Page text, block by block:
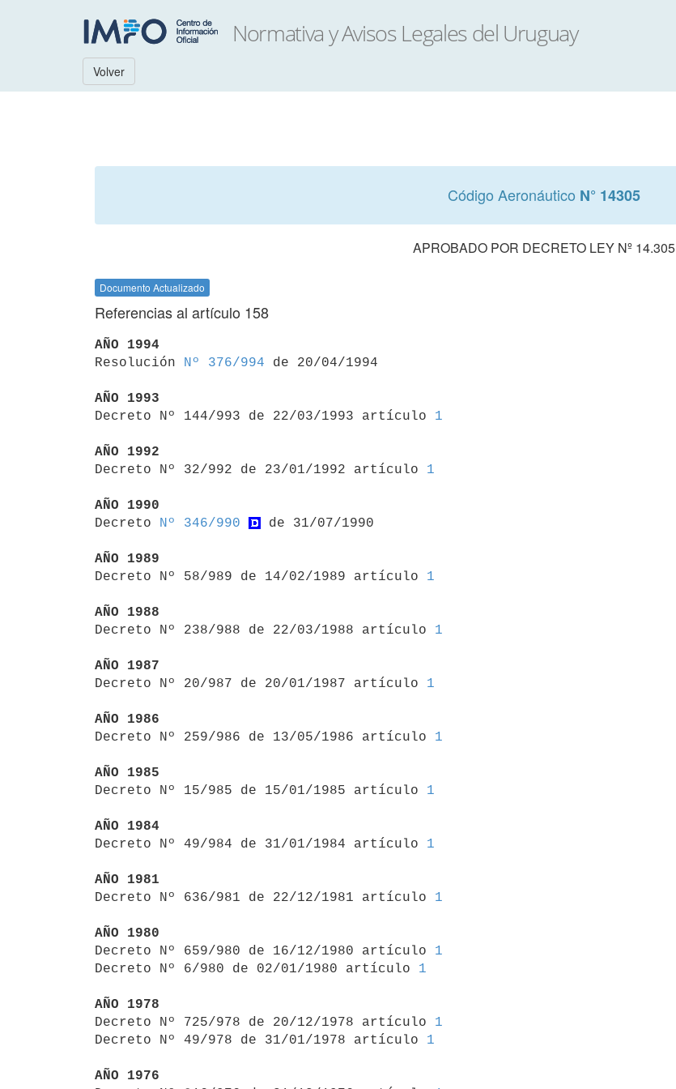
Volver
Código Aeronáutico N° 14305
APROBADO POR DECRETO LEY Nº 14.305
Documento Actualizado
Referencias al artículo 158
AÑO 1994
Resolución
Nº 376/994 de 20/04/1994
AÑO 1993
Decreto Nº 144/993 de 22/03/1993 artículo 1
AÑO 1992
Decreto Nº 32/992 de 23/01/1992 artículo 1
AÑO 1990
Decreto
Nº 346/990 de 31/07/1990
AÑO 1989
Decreto Nº 58/989 de 14/02/1989 artículo 1
AÑO 1988
Decreto Nº 238/988 de 22/03/1988 artículo 1
AÑO 1987
Decreto Nº 20/987 de 20/01/1987 artículo 1
AÑO 1986
Decreto Nº 259/986 de 13/05/1986 artículo 1
AÑO 1985
Decreto Nº 15/985 de 15/01/1985 artículo 1
AÑO 1984
Decreto Nº 49/984 de 31/01/1984 artículo 1
AÑO 1981
Decreto Nº 636/981 de 22/12/1981 artículo 1
AÑO 1980
Decreto Nº 659/980 de 16/12/1980 artículo 1
Decreto Nº 6/980 de 02/01/1980 artículo 1
AÑO 1978
Decreto Nº 725/978 de 20/12/1978 artículo 1
Decreto Nº 49/978 de 31/01/1978 artículo 1
AÑO 1976